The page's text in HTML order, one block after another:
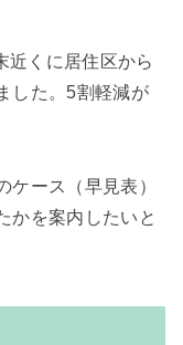
近くに居住区から
した。5割軽減が
ケース（早見表）
かを案内したいと